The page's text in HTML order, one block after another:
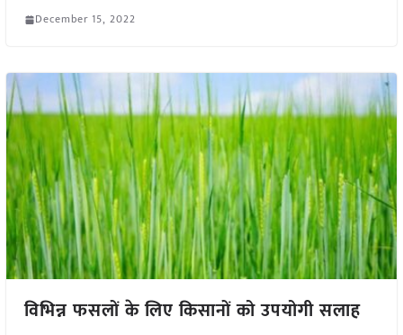
December 15, 2022
विभिन्न फसलों के लिए किसानों को उपयोगी सलाह